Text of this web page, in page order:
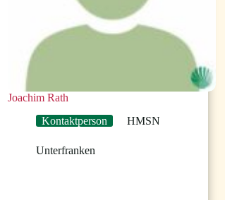
Joachim Rath
Kontaktperson
HMSN
Unterfranken